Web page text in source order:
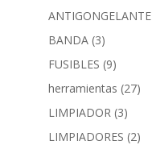
ANTIGONGELANTE
BANDA (3)
FUSIBLES (9)
herramientas (27)
LIMPIADOR (3)
LIMPIADORES (2)